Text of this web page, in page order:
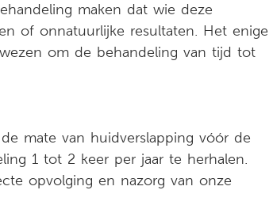
maken dat wie deze
of onnatuurlijke resultaten. Het enige
om de behandeling van tijd tot
mate van huidverslapping vóór de
1 tot 2 keer per jaar te herhalen.
opvolging en nazorg van onze